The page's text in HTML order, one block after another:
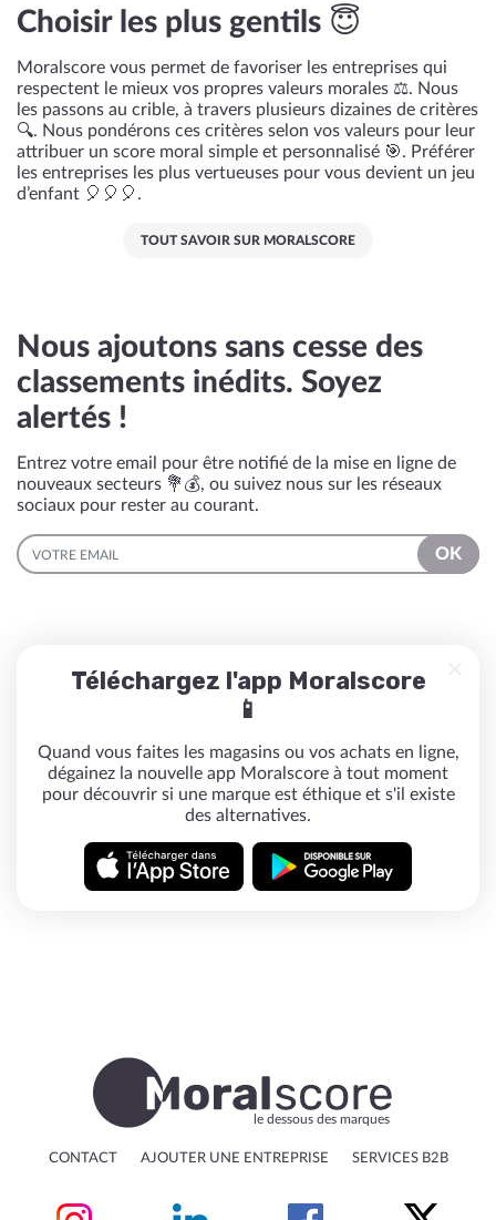
Choisir les plus gentils 😇
Moralscore vous permet de favoriser les entreprises qui
respectent le mieux vos propres valeurs morales ⚖️. Nous
les passons au crible, à travers plusieurs dizaines de critères
🔍. Nous pondérons ces critères selon vos valeurs pour leur
attribuer un score moral simple et personnalisé 🎯. Préférer
les entreprises les plus vertueuses pour vous devient un jeu
d’enfant 🎈🎈🎈.
TOUT SAVOIR SUR MORALSCORE
Nous ajoutons sans cesse des
classements inédits. Soyez
alertés !
Entrez votre email pour être notifié de la mise en ligne de
nouveaux secteurs 💐💰, ou suivez nous sur les réseaux
sociaux pour rester au courant.
EMAIL
OK
Téléchargez l'app Moralscore
📱
Quand vous faites les magasins ou vos achats en ligne,
dégainez la nouvelle app Moralscore à tout moment
pour découvrir si une marque est éthique et s'il existe
des alternatives.
le dessous des marques
CONTACT AJOUTER UNE ENTREPRISE SERVICES B2B